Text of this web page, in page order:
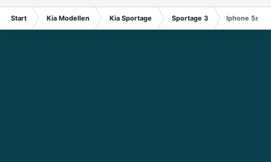
Start Kia Modellen Kia Sportage Sportage 3 Iphone 5s